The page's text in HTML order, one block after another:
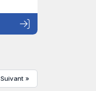
Suivant »